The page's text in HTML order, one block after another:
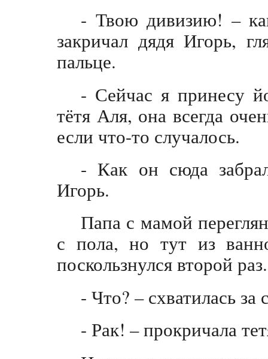
- Твою дивизию! –
закричал дядя Игорь,
пальце.
- Сейчас я принесу
тётя Аля, она всегда
если что-то случалось.
- Как он сюда
Игорь.
Папа с мамой
с пола, но тут из
поскользнулся второй раз.
- Что? – схватилась за
- Рак! – прокричала